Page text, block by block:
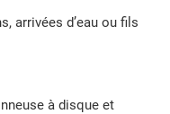
arrivées d’eau ou fils
à disque et